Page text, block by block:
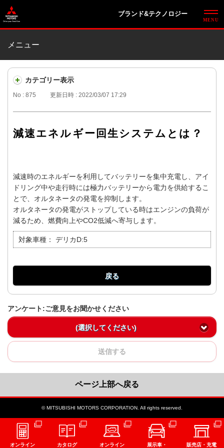
ブランド&テクノロジー
メニュー
カテゴリー表示
No : 875 更新日時 : 2022/03/07 17:29
減速エネルギー回生システムとは？
減速時のエネルギーを利用してバッテリーを集中充電し、アイ
ドリング中や走行時には極力バッテリーから電力を供給するこ
とで、オルタネータの発電を抑制します。
オルタネータの発電がストップしている時はエンジンの負荷が
減るため、燃費向上やCO2低減へ寄与します。
対象車種： デリカD:5
戻る
アンケート:ご意見をお聞かせください
(選択してください)
送信する
ページ上部へ戻る
© MITSUBISHI MOTORS CORPORATION. All rights reserved.
オンライン カタログ オンライン 展示車・ 販売店・充電